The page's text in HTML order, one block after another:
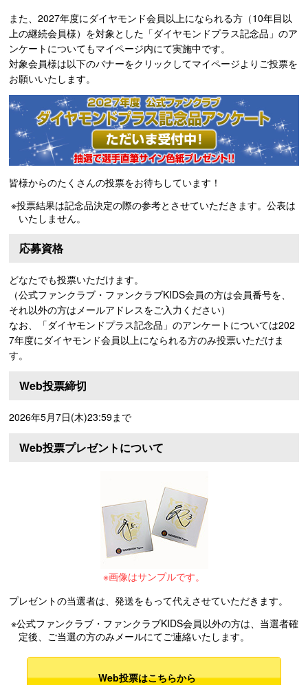
また、2027年度にダイヤモンド会員以上になられる方（10年目以
上の継続会員様）を対象とした「ダイヤモンドプラス記念品」のア
ンケートについてもマイページ内にて実施中です。
対象会員様は以下のバナーをクリックしてマイページよりご投票を
お願いいたします。
皆様からのたくさんの投票をお待ちしています！
※投票結果は記念品決定の際の参考とさせていただきます。公表は
いたしません。
応募資格
どなたでも投票いただけます。
（公式ファンクラブ・ファンクラブKIDS会員の方は会員番号を、
それ以外の方はメールアドレスをご入力ください）
なお、「ダイヤモンドプラス記念品」のアンケートについては202
7年度にダイヤモンド会員以上になられる方のみ投票いただけま
す。
Web投票締切
2026年5月7日(木)23:59まで
Web投票プレゼントについて
※画像はサンプルです。
プレゼントの当選者は、発送をもって代えさせていただきます。
※公式ファンクラブ・ファンクラブKIDS会員以外の方は、当選者確
定後、ご当選の方のみメールにてご連絡いたします。
Web投票はこちらから